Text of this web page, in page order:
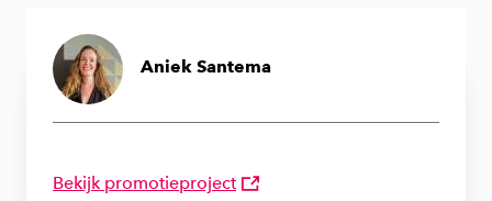
Aniek Santema
Bekijk promotieproject